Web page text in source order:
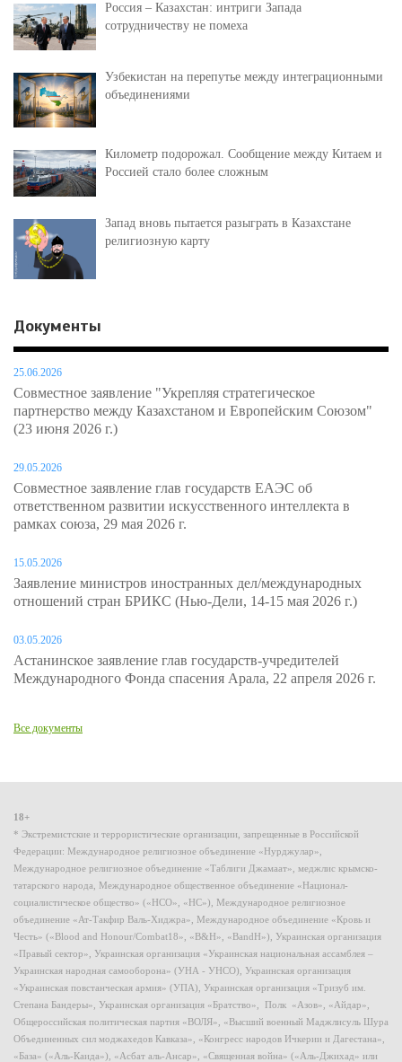
Россия – Казахстан: интриги Запада
сотрудничеству не помеха
Узбекистан на перепутье между интеграционными
объединениями
Километр подорожал. Сообщение между Китаем и
Россией стало более сложным
Запад вновь пытается разыграть в Казахстане
религиозную карту
Документы
25.06.2026
Совместное заявление "Укрепляя стратегическое
партнерство между Казахстаном и Европейским Союзом"
(23 июня 2026 г.)
29.05.2026
Совместное заявление глав государств ЕАЭС об
ответственном развитии искусственного интеллекта в
рамках союза, 29 мая 2026 г.
15.05.2026
Заявление министров иностранных дел/международных
отношений стран БРИКС (Нью-Дели, 14-15 мая 2026 г.)
03.05.2026
Астанинское заявление глав государств-учредителей
Международного Фонда спасения Арала, 22 апреля 2026 г.
Все документы
18+
* Экстремистские и террористические организации, запрещенные в Российской
Федерации: Международное религиозное объединение «Нурджулар»,
Международное религиозное объединение «Таблиги Джамаат», меджлис крымско-
татарского народа, Международное общественное объединение «Национал-
социалистическое общество» («НСО», «НС»), Международное религиозное
объединение «Ат-Такфир Валь-Хиджра», Международное объединение «Кровь и
Честь» («Blood and Honour/Combat18», «B&H», «BandH»), Украинская организация
«Правый сектор», Украинская организация «Украинская национальная ассамблея –
Украинская народная самооборона» (УНА - УНСО), Украинская организация
«Украинская повстанческая армия» (УПА), Украинская организация «Тризуб им.
Степана Бандеры», Украинская организация «Братство», Полк «Азов», «Айдар»,
Общероссийская политическая партия «ВОЛЯ», «Высший военный Маджлисуль Шура
Объединенных сил моджахедов Кавказа», «Конгресс народов Ичкерии и Дагестана»,
«База» («Аль-Каида»), «Асбат аль-Ансар», «Священная война» («Аль-Джихад» или